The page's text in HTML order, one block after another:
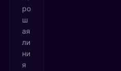
ро
ш
ая
ли
ни
я